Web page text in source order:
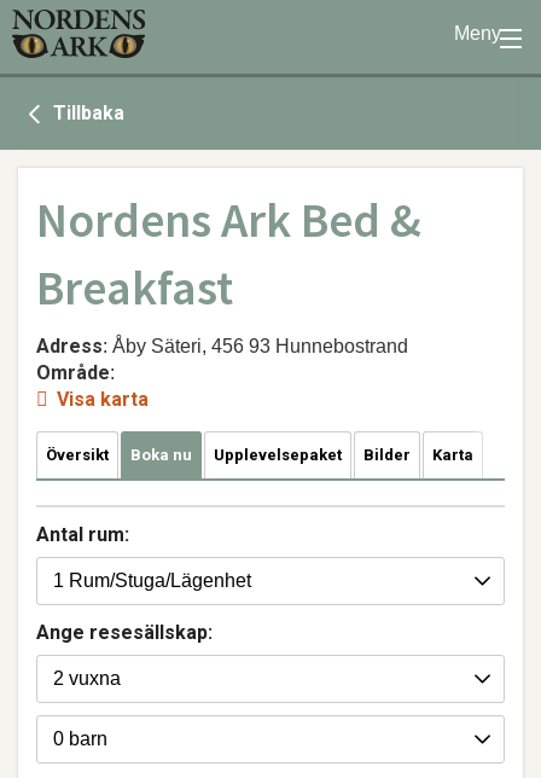
Meny
Stöd oss
Djuren
Bevarande
Utbildning
Boende
Konferens
Om oss
Tillbaka
Nordens Ark Bed &
Breakfast
Adress: Åby Säteri, 456 93 Hunnebostrand
Område:
Visa karta
Översikt Boka nu Upplevelsepaket Bilder Karta
Antal rum:
Ange resesällskap: